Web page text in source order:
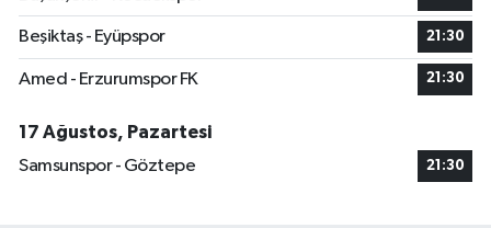
Beşiktaş - Eyüpspor 21:30
Amed - Erzurumspor FK 21:30
17 Ağustos, Pazartesi
Samsunspor - Göztepe
21:30